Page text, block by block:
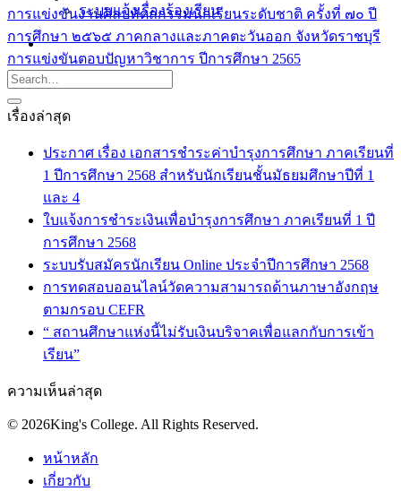
ระบบแจ้งเรื่องร้องเรียน
การแข่งขันงานศิลปหัตถกรรมนักเรียนระดับชาติ ครั้งที่ ๗๐ ปี
การศึกษา ๒๕๖๕ ภาคกลางและภาคตะวันออก จังหวัดราชบุรี
การแข่งขันตอบปัญหาวิชาการ ปีการศึกษา 2565
เรื่องล่าสุด
ประกาศ เรื่อง เอกสารชำระค่าบำรุงการศึกษา ภาคเรียนที่
1 ปีการศึกษา 2568 สำหรับนักเรียนชั้นมัธยมศึกษาปีที่ 1
และ 4
ใบแจ้งการชำระเงินเพื่อบำรุงการศึกษา ภาคเรียนที่ 1 ปี
การศึกษา 2568
ระบบรับสมัครนักเรียน Online ประจำปีการศึกษา 2568
การทดสอบออนไลน์วัดความสามารถด้านภาษาอังกฤษ
ตามกรอบ CEFR
“ สถานศึกษาแห่งนี้ไม่รับเงินบริจาคเพื่อแลกกับการเข้า
เรียน”
ความเห็นล่าสุด
© 2026King's College. All Rights Reserved.
หน้าหลัก
เกี่ยวกับ